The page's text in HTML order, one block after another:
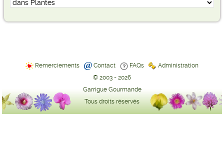
Remerciements Contact FAQs
Administration
© 2003 - 2026
Garrigue Gourmande
Tous droits réservés